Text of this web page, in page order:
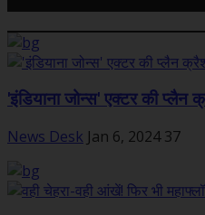
'इंडियाना जोन्स' एक्टर की प्लैन
News Desk Jan 6, 2024 37